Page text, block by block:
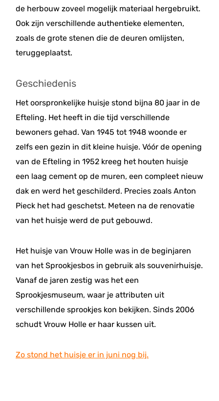
de herbouw zoveel mogelijk materiaal hergebruikt.
Ook zijn verschillende authentieke elementen,
zoals de grote stenen die de deuren omlijsten,
teruggeplaatst.
Geschiedenis
Het oorspronkelijke huisje stond bijna 80 jaar in de
Efteling. Het heeft in die tijd verschillende
bewoners gehad. Van 1945 tot 1948 woonde er
zelfs een gezin in dit kleine huisje. Vóór de opening
van de Efteling in 1952 kreeg het houten huisje
een laag cement op de muren, een compleet nieuw
dak en werd het geschilderd. Precies zoals Anton
Pieck het had geschetst. Meteen na de renovatie
van het huisje werd de put gebouwd.
Het huisje van Vrouw Holle was in de beginjaren
van het Sprookjesbos in gebruik als souvenirhuisje.
Vanaf de jaren zestig was het een
Sprookjesmuseum, waar je attributen uit
verschillende sprookjes kon bekijken. Sinds 2006
schudt Vrouw Holle er haar kussen uit.
Zo stond het huisje er in juni nog bij.